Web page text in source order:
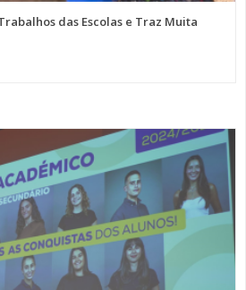
das Escolas e Traz Muita